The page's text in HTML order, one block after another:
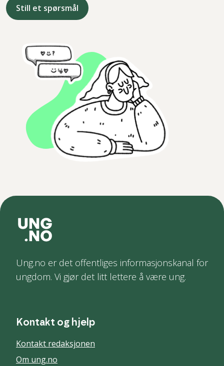
Still et spørsmål
Ung.no er det offentliges informasjonskanal for
ungdom. Vi gjør det litt lettere å være ung.
Kontakt og hjelp
Kontakt redaksjonen
Om ung.no